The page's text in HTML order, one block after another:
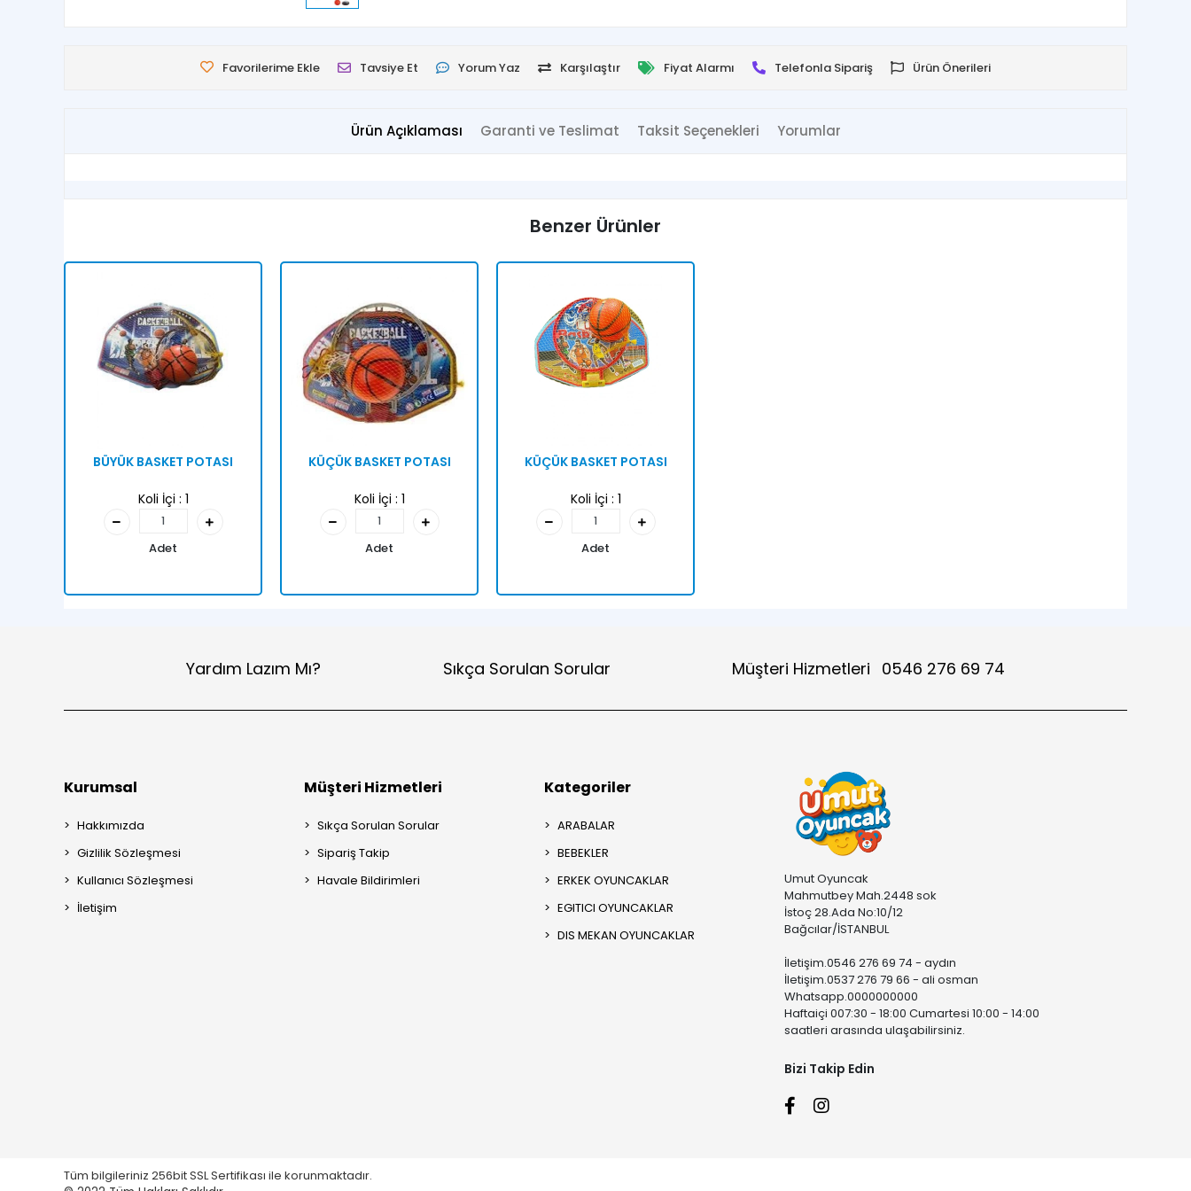
Favorilerime Ekle Tavsiye Et Yorum Yaz Karşılaştır Fiyat Alarmı Telefonla Sipariş Ürün Önerileri
Ürün Açıklaması Garanti ve Teslimat Taksit Seçenekleri Yorumlar
Benzer Ürünler
BÜYÜK BASKET POTASI
Koli İçi : 1
Adet
KÜÇÜK BASKET POTASI
Koli İçi : 1
Adet
KÜÇÜK BASKET POTASI
Koli İçi : 1
Adet
Yardım Lazım Mı? Sıkça Sorulan Sorular Müşteri Hizmetleri 0546 276 69 74
Kurumsal
Hakkımızda
Gizlilik Sözleşmesi
Kullanıcı Sözleşmesi
İletişim
Müşteri Hizmetleri
Sıkça Sorulan Sorular
Sipariş Takip
Havale Bildirimleri
Kategoriler
ARABALAR
BEBEKLER
ERKEK OYUNCAKLAR
EGITICI OYUNCAKLAR
DIS MEKAN OYUNCAKLAR
Umut Oyuncak
Mahmutbey Mah.2448 sok
İstoç 28.Ada No:10/12
Bağcılar/İSTANBUL
İletişim.0546 276 69 74 - aydın
İletişim.0537 276 79 66 - ali osman
Whatsapp.0000000000
Haftaiçi 007:30 - 18:00 Cumartesi 10:00 - 14:00
saatleri arasında ulaşabilirsiniz.
Bizi Takip Edin
Tüm bilgileriniz 256bit SSL Sertifikası ile korunmaktadır.